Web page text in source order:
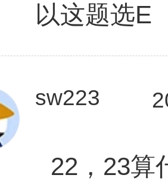
以这题选E
sw223
22，23算